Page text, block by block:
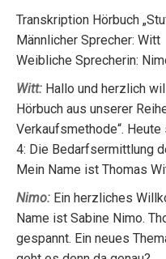
Transkription Hörbuch
Männlicher Sprecher: Witt
Weibliche Sprecherin:
Witt: Hallo und herzlich
Hörbuch aus unserer
Verkaufsmethode“.
4: Die Bedarfsermittlung
Mein Name ist Thomas
Nimo: Ein herzliches
Name ist Sabine Nimo.
gespannt. Ein neues